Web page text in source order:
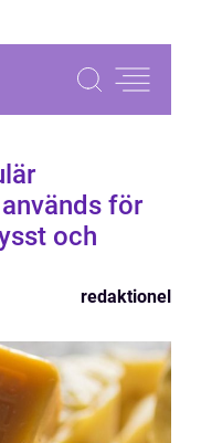
för
och
redaktionel